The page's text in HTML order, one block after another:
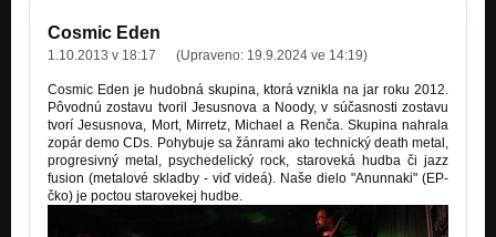
Cosmic Eden
1.10.2013 v 18:17 (Upraveno: 19.9.2024 ve 14:19)
Cosmic Eden je hudobná skupina, ktorá vznikla na jar roku 2012.
Pôvodnú zostavu tvoril Jesusnova a Noody, v súčasnosti zostavu
tvorí Jesusnova, Mort, Mirretz, Michael a Renča. Skupina nahrala
zopár demo CDs. Pohybuje sa žánrami ako technický death metal,
progresivný metal, psychedelický rock, staroveká hudba či jazz
fusion (metalové skladby - viď videá). Naše dielo "Anunnaki" (EP-
čko) je poctou starovekej hudbe.